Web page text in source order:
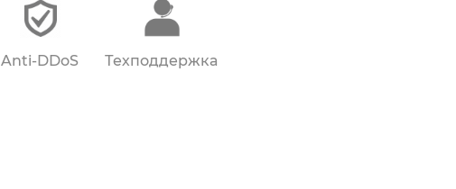
Anti-DDoS Техподдержка